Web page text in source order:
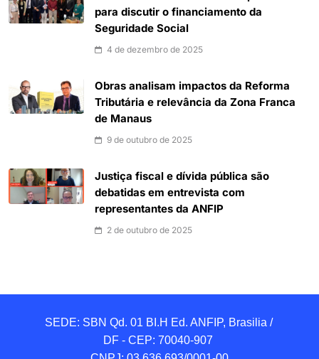
para discutir o financiamento da
Seguridade Social
4 de dezembro de 2025
Obras analisam impactos da Reforma
Tributária e relevância da Zona Franca
de Manaus
9 de outubro de 2025
Justiça fiscal e dívida pública são
debatidas em entrevista com
representantes da ANFIP
2 de outubro de 2025
SEDE: SBN Qd. 01 BI.H Ed. ANFIP, Brasilia /
DF - CEP: 70040-907